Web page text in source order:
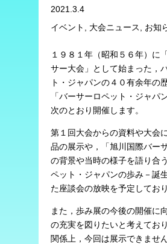
2021.3.4
イベント, 大会ニュース, お知
１９８１年（昭和５６年）に
サー大会」として始まった，
ト・ジャパンの４０有余年の
「バーサーロペット・ジャパ
次のとおり開催します。
第１回大会からの資料や大会
品の展示や，「旭川国際バー
の背景や当時の様子を語り合
ペット・ジャパンの歩み－誕
た座談会の放映を予定しており
また，歩み展の今後の開催に
の充実を図りたいと考えてお
関係上，今回は展示できませ